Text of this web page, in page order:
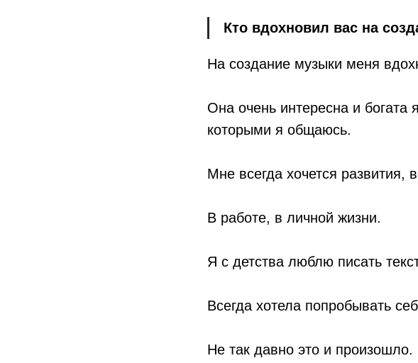
Кто вдохновил вас на
На создание музыки меня
Она очень интересна и
которыми я общаюсь.
Мне всегда хочется развития,
В работе, в личной жизни.
Я с детства люблю писать
Всегда хотела попробывать
Не так давно это и